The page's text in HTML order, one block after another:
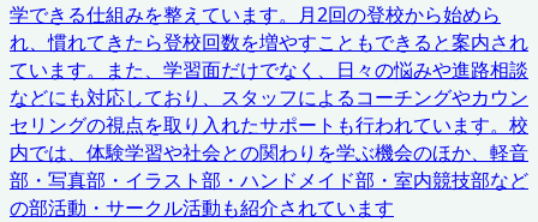
学できる仕組みを整えています。月2回の登校から始めら
れ、慣れてきたら登校回数を増やすこともできると案内され
ています。また、学習面だけでなく、日々の悩みや進路相談
などにも対応しており、スタッフによるコーチングやカウン
セリングの視点を取り入れたサポートも行われています。校
内では、体験学習や社会との関わりを学ぶ機会のほか、軽音
部・写真部・イラスト部・ハンドメイド部・室内競技部など
の部活動・サークル活動も紹介されています